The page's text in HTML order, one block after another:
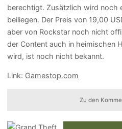
berechtigt. Zusätzlich wird noch
beiliegen. Der Preis von 19,00
aber von Rockstar noch nicht
der Content auch in heimischen
wird, ist noch nicht bekannt.
Link: Gamestop.com
Zu den